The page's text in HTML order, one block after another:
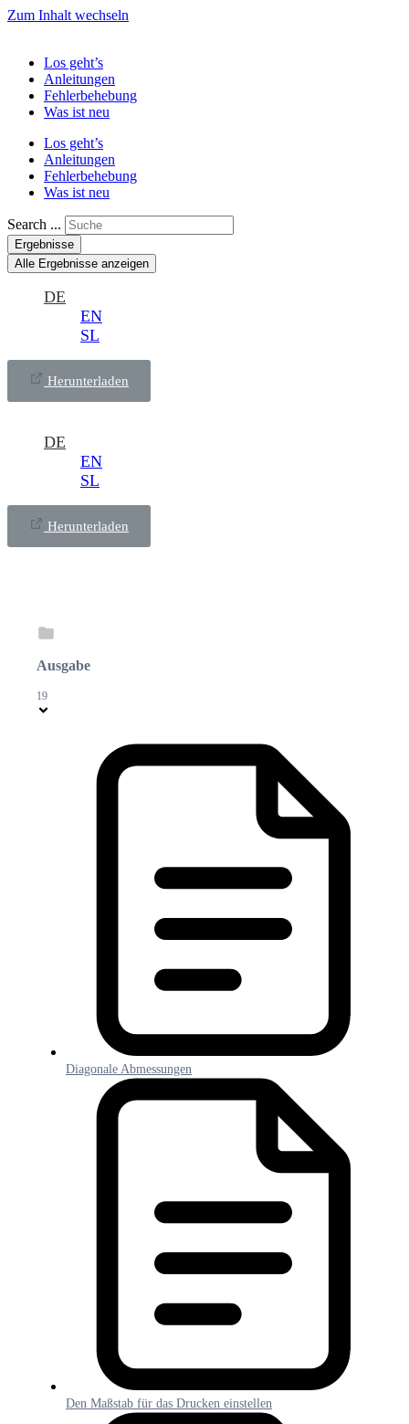
Zum Inhalt wechseln
Los geht’s
Anleitungen
Fehlerbehebung
Was ist neu
Los geht’s
Anleitungen
Fehlerbehebung
Was ist neu
Search ...
Ergebnisse
Alle Ergebnisse anzeigen
DE
EN
SL
Herunterladen
DE
EN
SL
Herunterladen
Ausgabe
19
Diagonale Abmessungen
Den Maßstab für das Drucken einstellen